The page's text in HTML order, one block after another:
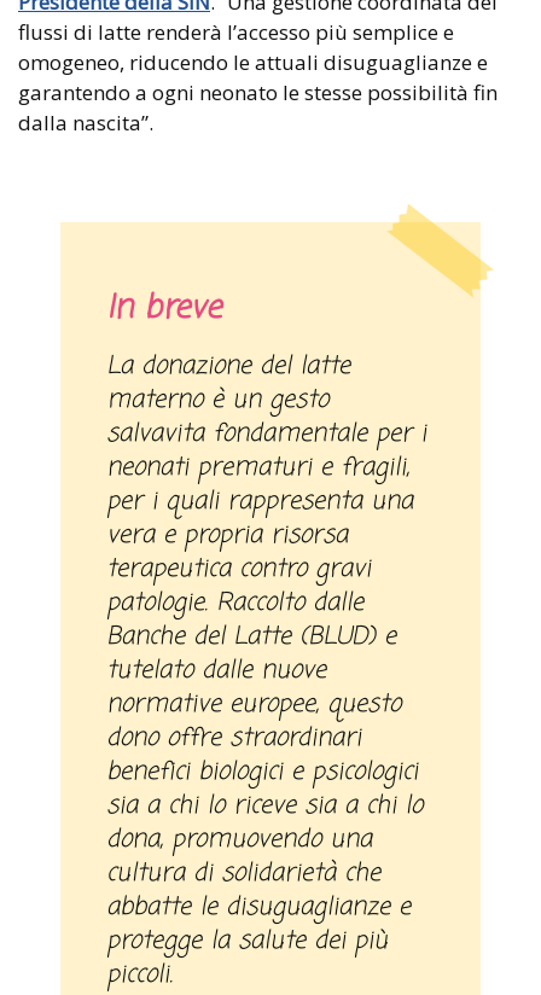
flussi di latte renderà l’accesso più semplice e
omogeneo, riducendo le attuali disuguaglianze e
garantendo a ogni neonato le stesse possibilità fin
dalla nascita”.
In breve
La donazione del latte
materno è un gesto
salvavita fondamentale per i
neonati prematuri e fragili,
per i quali rappresenta una
vera e propria risorsa
terapeutica contro gravi
patologie. Raccolto dalle
Banche del Latte (BLUD) e
tutelato dalle nuove
normative europee, questo
dono offre straordinari
benefici biologici e psicologici
sia a chi lo riceve sia a chi lo
dona, promuovendo una
cultura di solidarietà che
abbatte le disuguaglianze e
protegge la salute dei più
piccoli.